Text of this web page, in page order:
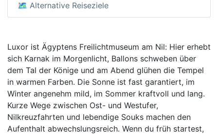
🗺️ Alternative Reiseziele
Luxor ist Ägyptens Freilichtmuseum am Nil: Hier erhebt
sich Karnak im Morgenlicht, Ballons schweben über
dem Tal der Könige und am Abend glühen die Tempel
in warmen Farben. Die Sonne ist fast garantiert, im
Winter angenehm mild, im Sommer kraftvoll und lang.
Kurze Wege zwischen Ost- und Westufer,
Nilkreuzfahrten und lebendige Souks machen den
Aufenthalt abwechslungsreich. Wenn du früh startest,